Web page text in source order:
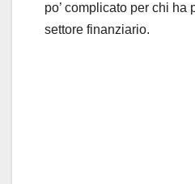
po’ complicato per chi ha
settore finanziario.